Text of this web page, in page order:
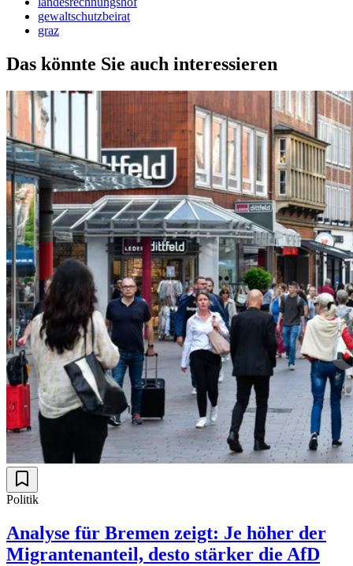
gewaltschutzbeirat
graz
Das könnte Sie auch interessieren
Politik
Analyse für Bremen zeigt: Je höher der
Migrantenanteil, desto stärker die AfD